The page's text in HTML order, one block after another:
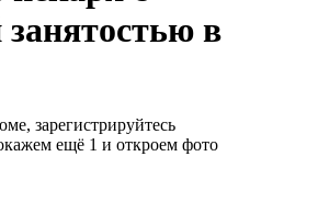
в
зарегистрируйтесь
ещё 1 и откроем фото